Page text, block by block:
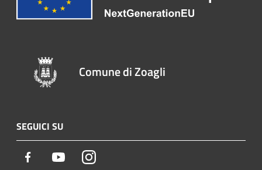
Comune di Zoagli
SEGUICI SU
Facebook YoutubeInstagram